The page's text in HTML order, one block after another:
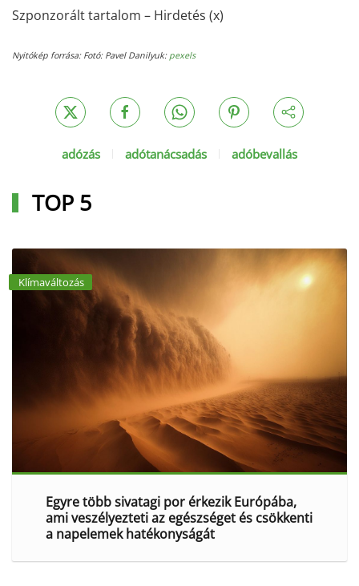
Szponzorált tartalom – Hirdetés (x)
Nyitókép forrása: Fotó: Pavel Danilyuk: pexels
adózás adótanácsadás adóbevallás
TOP 5
Klímaváltozás
Egyre több sivatagi por érkezik Európába,
ami veszélyezteti az egészséget és csökkenti
a napelemek hatékonyságát